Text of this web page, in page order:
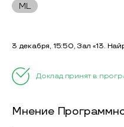
ML
3 декабря, 15:50, Зал «13.
Доклад принят в
Мнение